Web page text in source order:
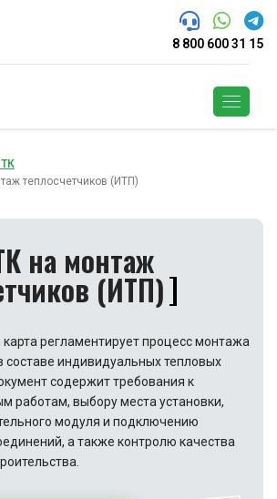
8 800 600 31 15
теплосчетчиков (ИТП)
на монтаж
(ИТП)
карта регламентирует процесс монтажа
составе индивидуальных тепловых
содержит требования к
работам, выбору места установки,
модуля и подключению
а также контролю качества